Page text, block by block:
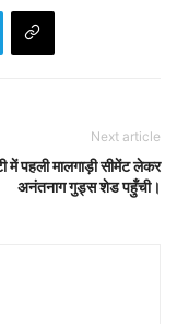
Next article
में पहली मालगाड़ी सीमेंट लेकर
अनंतनाग गुड्स शेड पहुँची।